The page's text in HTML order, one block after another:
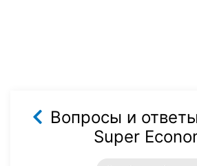
Вопросы и
Super